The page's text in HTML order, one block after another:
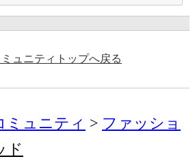
ミュニティトップへ戻る
ミュニティ
ファッショ
ド